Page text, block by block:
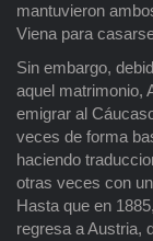
mantuvieron
Viena para
Sin embargo,
aquel matrimonio,
emigrar al
veces de forma
haciendo
otras veces con
Hasta que en
regresa a Austria,